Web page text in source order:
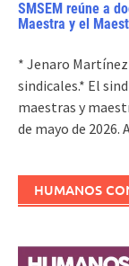
SMSEM reúne a
Maestra y el
* Jenaro
sindicales.* El
maestras y
de mayo de 2026.
HUMANOS